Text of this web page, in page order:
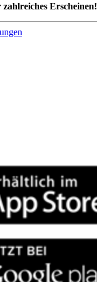
Erscheinen!